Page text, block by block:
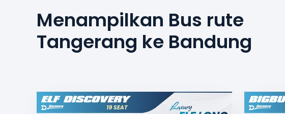
Menampilkan Bus rute
Tangerang ke Bandung